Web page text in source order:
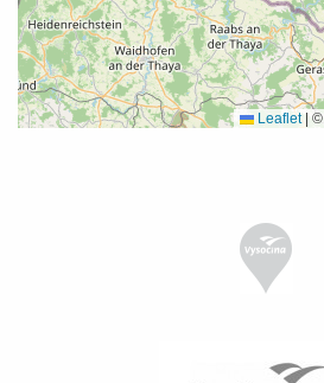
Leaflet ©